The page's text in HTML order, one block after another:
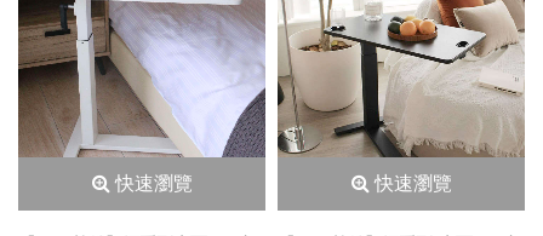
快速瀏覽 快速瀏覽